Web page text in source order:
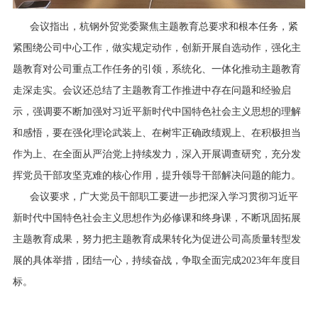
会议指出，杭钢外贸党委聚焦主题教育总要求和根本任务，紧
紧围绕公司中心工作，做实规定动作，创新开展自选动作，强化主
题教育对公司重点工作任务的引领，系统化、一体化推动主题教育
走深走实。会议还总结了主题教育工作推进中存在问题和经验启
示，强调要不断加强对习近平新时代中国特色社会主义思想的理解
和感悟，要在强化理论武装上、在树牢正确政绩观上、在积极担当
作为上、在全面从严治党上持续发力，深入开展调查研究，充分发
挥党员干部攻坚克难的核心作用，提升领导干部解决问题的能力。
会议要求，广大党员干部职工要进一步把深入学习贯彻习近平
新时代中国特色社会主义思想作为必修课和终身课，不断巩固拓展
主题教育成果，努力把主题教育成果转化为促进公司高质量转型发
展的具体举措，团结一心，持续奋战，争取全面完成2023年年度目
标。